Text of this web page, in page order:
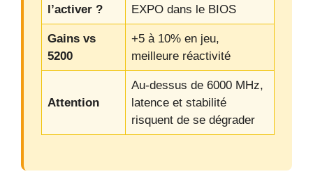
l’activer ?
EXPO dans le BIOS
Gains vs
5200
+5 à 10% en jeu,
meilleure réactivité
Attention
Au-dessus de 6000 MHz,
latence et stabilité
risquent de se dégrader